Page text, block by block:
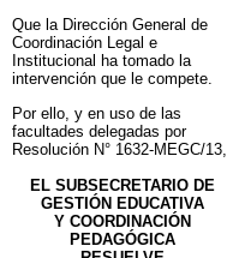
Que la Dirección General de
Coordinación Legal e
Institucional ha tomado la
intervención que le compete.
Por ello, y en uso de las
facultades delegadas por
Resolución N° 1632-MEGC/13,
EL SUBSECRETARIO DE
GESTIÓN EDUCATIVA
Y COORDINACIÓN
PEDAGÓGICA